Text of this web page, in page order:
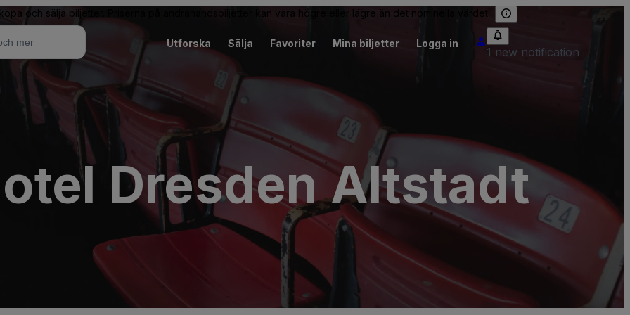
och sälja biljetter. Priserna på andrahandsbiljetter kan vara högre eller lägre än det nominella värdet.
Utforska Sälja Favoriter Mina biljetter Logga in
1 new notification
Dresden Altstadt